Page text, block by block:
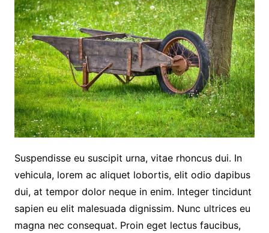
Suspendisse eu suscipit urna, vitae rhoncus dui. In
vehicula, lorem ac aliquet lobortis, elit odio dapibus
dui, at tempor dolor neque in enim. Integer tincidunt
sapien eu elit malesuada dignissim. Nunc ultrices eu
magna nec consequat. Proin eget lectus faucibus,